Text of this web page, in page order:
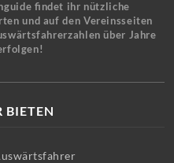
findet ihr nützliche
und auf den Vereinsseiten
über Jahre
BIETEN